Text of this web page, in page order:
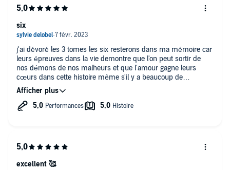
j'ai dévoré les 3 tomes les six resterons dans ma mémoire car
leurs épreuves dans la vie demontre que l'on peut sortir de
nos démons de nos malheurs et que l'amour gagne leurs
cœurs dans cette histoire même s'il y a beaucoup de
rebondissements
six
excellent 🥰